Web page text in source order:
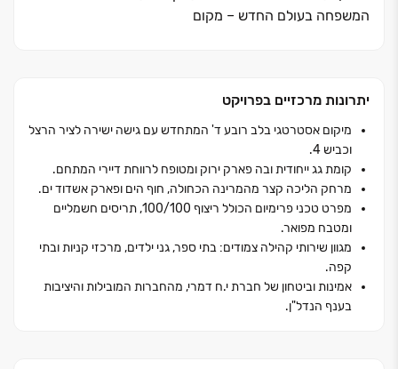
המשפחה בעולם החדש ‏– מקום
הכולל חדר כושר מאובזר,
סטודיו ליוגה ולפילאטיס ורופטופ מעוצב, המאפשרים לשמור
על אורח חיים פעיל ומאוזן מבלי לצאת מהבית. הפרויקט כולל
‏8 מבנים בני ‏5‏– ‏36 קומות,עם דירות ‏2‏– ‏6 חדרים
ופנטהאוזים מרווחים, כולם עם נוף פתוח לים
המיקום המרכזי בשכונה ד' המתחדשת, בין הרחובות הרצל
והרב שאולי, מאפשר לדיירים ליהנות מכל העולמות: שקט של
שכונת מגורים לצד קרבה מיידית למוסדות חינוך, בתי כנסת
ומרכזי תרבות.
הפרויקט תוכנן בקפידה כדי למקסם את הנוף הכחול של הים
הנשקף מהדירות המרווחות. גולת הכותרת של המתחם היא
יתרונות מרכזיים בפרויקט
מיקום אסטרטגי בלב רובע ד' המתחדש עם גישה ישירה לציר הרצל
וכביש 4.
קומת גג ייחודית ובה פארק ירוק ומטופח לרווחת דיירי המתחם.
מרחק הליכה קצר מהמרינה הכחולה, חוף הים ופארק אשדוד ים.
מפרט טכני פרימיום הכולל ריצוף 100/100, תריסים חשמליים
ומטבח מפואר.
מגוון שירותי קהילה צמודים: בתי ספר, גני ילדים, מרכזי קניות ובתי
קפה.
אמינות וביטחון של חברת י.ח דמרי, מהחברות המובילות והיציבות
בענף הנדל"ן.